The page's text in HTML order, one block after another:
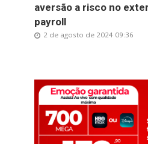
aversão a risco no
payroll
2 de agosto de 2024 09:36